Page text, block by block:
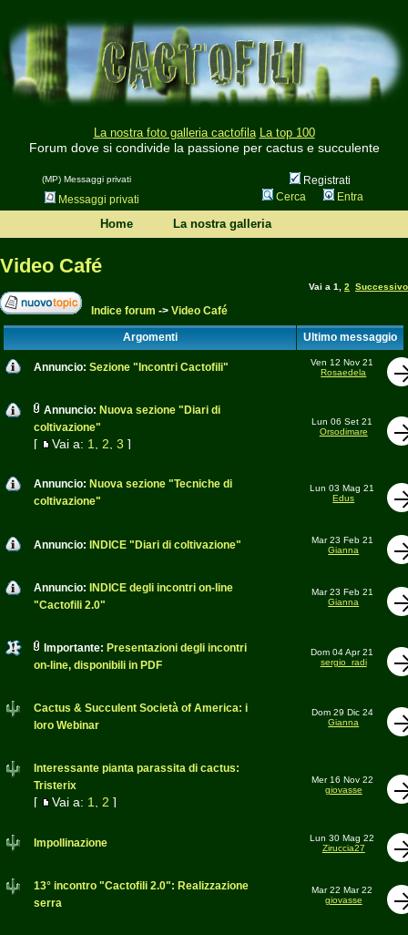
La nostra foto galleria cactofila La top 100
Forum dove si condivide la passione per cactus e succulente
(MP) Messaggi privati
Registrati
Messaggi privati
Cerca Entra
Home La nostra galleria
Video Café
Vai a 1 2 Successivo
Indice forum -> Video Café
Argomenti Ultimo messaggio
Annuncio: Sezione "Incontri Cactofili"
Ven 12 Nov 21
Rosaedela
Annuncio: Nuova sezione "Diari di
coltivazione"
[ Vai a: 1 2 3 ]
Lun 06 Set 21
Orsodimare
Annuncio: Nuova sezione "Tecniche di
coltivazione"
Lun 03 Mag 21
Edus
Annuncio: INDICE "Diari di coltivazione"
Mar 23 Feb 21
Gianna
Annuncio:
INDICE degli incontri on-line
"Cactofili 2.0"
Mar 23 Feb 21
Gianna
Importante: Presentazioni degli incontri
on-line, disponibili in PDF
Dom 04 Apr 21
sergio_radi
Cactus & Succulent Società of America: i
loro Webinar
Dom 29 Dic 24
Gianna
Interessante pianta parassita di cactus:
Tristerix
[ Vai a: 1 2 ]
Mer 16 Nov 22
giovasse
Impollinazione
Lun 30 Mag 22
Ziruccia27
13° incontro "Cactofili 2.0": Realizzazione
serra
Mar 22 Mar 22
giovasse